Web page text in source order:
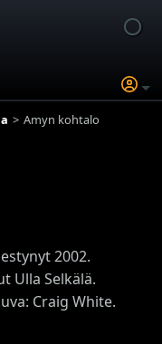
Amyn kohtalo
2002.
Ulla Selkälä.
Craig White.